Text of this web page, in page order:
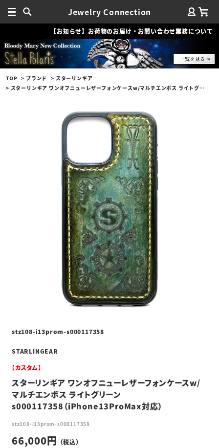
Jewelry Connection
【お知らせ】お荷物のお届け・お問い合わせ業務について
TOP ブランド
スターリンギア
スターリンギア ワンオフニューレザーフォンケースw/マルチエンボス ライトグリーン s000117358（iPhone13ProMax対応）
stz108-i13prom-s000117358
STARLINGEAR
【カスタム】
スターリンギア ワンオフニューレザーフォンケースw/
マルチエンボス ライトグリーン
s000117358（iPhone13ProMax対応）
stz108-i13prom-s000117358
66,000